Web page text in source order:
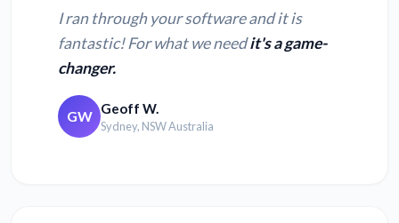
I ran through your software and it is
fantastic! For what we needit's a game-
changer.
GW Geoff W.
Sydney, NSW Australia